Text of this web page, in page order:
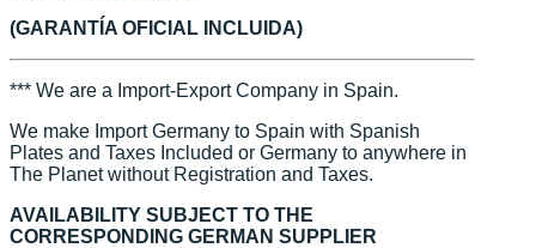
(GARANTÍA OFICIAL INCLUIDA)
*** We are a Import-Export Company in Spain.
We make Import Germany to Spain with Spanish
Plates and Taxes Included or Germany to anywhere in
The Planet without Registration and Taxes.
AVAILABILITY SUBJECT TO THE
CORRESPONDING GERMAN SUPPLIER